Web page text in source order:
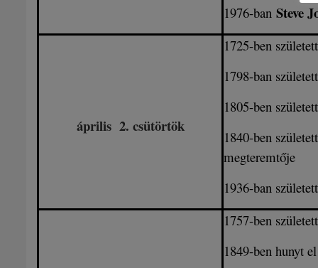
1976-ban Steve
április 2. csütörtök
1725-ben született
1798-ban született
1805-ben született
1840-ben született
megteremtője
1936-ban született
1757-ben született
1849-ben hunyt el